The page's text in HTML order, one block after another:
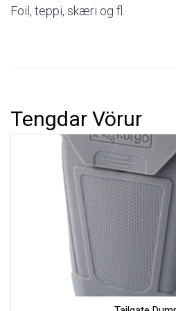
Foil, teppi, skæri og fl.
Tengdar Vörur
Hafa
Okkur er mikið í mun að bæta
og því tökum við vel á móti öllum
Skiptir ekki máli hvort þau eru
Athugaðu að við munum
netfangið þitt né munum við